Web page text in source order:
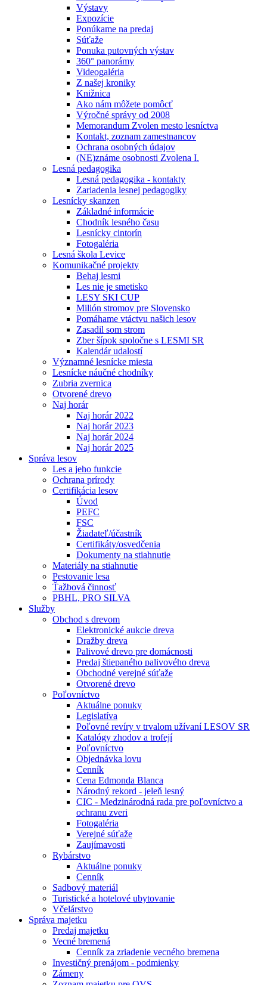
Výstavy
Expozície
Ponúkame na predaj
Súťaže
Ponuka putovných výstav
360° panorámy
Videogaléria
Z našej kroniky
Knižnica
Ako nám môžete pomôcť
Výročné správy od 2008
Memorandum Zvolen mesto lesníctva
Kontakt, zoznam zamestnancov
Ochrana osobných údajov
(NE)známe osobnosti Zvolena I.
Lesná pedagogika
Lesná pedagogika - kontakty
Zariadenia lesnej pedagogiky
Lesnícky skanzen
Základné informácie
Chodník lesného času
Lesnícky cintorín
Fotogaléria
Lesná škola Levice
Komunikačné projekty
Behaj lesmi
Les nie je smetisko
LESY SKI CUP
Milión stromov pre Slovensko
Pomáhame vtáctvu našich lesov
Zasadil som strom
Zber šípok spoločne s LESMI SR
Kalendár udalostí
Významné lesnícke miesta
Lesnícke náučné chodníky
Zubria zvernica
Otvorené drevo
Naj horár
Naj horár 2022
Naj horár 2023
Naj horár 2024
Naj horár 2025
Správa lesov
Les a jeho funkcie
Ochrana prírody
Certifikácia lesov
Úvod
PEFC
FSC
Žiadateľ/účastník
Certifikáty/osvedčenia
Dokumenty na stiahnutie
Materiály na stiahnutie
Pestovanie lesa
Ťažbová činnosť
PBHL, PRO SILVA
Služby
Obchod s drevom
Elektronické aukcie dreva
Dražby dreva
Palivové drevo pre domácnosti
Predaj štiepaného palivového dreva
Obchodné verejné súťaže
Otvorené drevo
Poľovníctvo
Aktuálne ponuky
Legislatíva
Poľovné revíry v trvalom užívaní LESOV SR
Katalógy zhodov a trofejí
Poľovníctvo
Objednávka lovu
Cenník
Cena Edmonda Blanca
Národný rekord - jeleň lesný
CIC - Medzinárodná rada pre poľovníctvo a
ochranu zveri
Fotogaléria
Verejné súťaže
Zaujímavosti
Rybárstvo
Aktuálne ponuky
Cenník
Sadbový materiál
Turistické a hotelové ubytovanie
Včelárstvo
Správa majetku
Predaj majetku
Vecné bremená
Cenník za zriadenie vecného bremena
Investičný prenájom - podmienky
Zámeny